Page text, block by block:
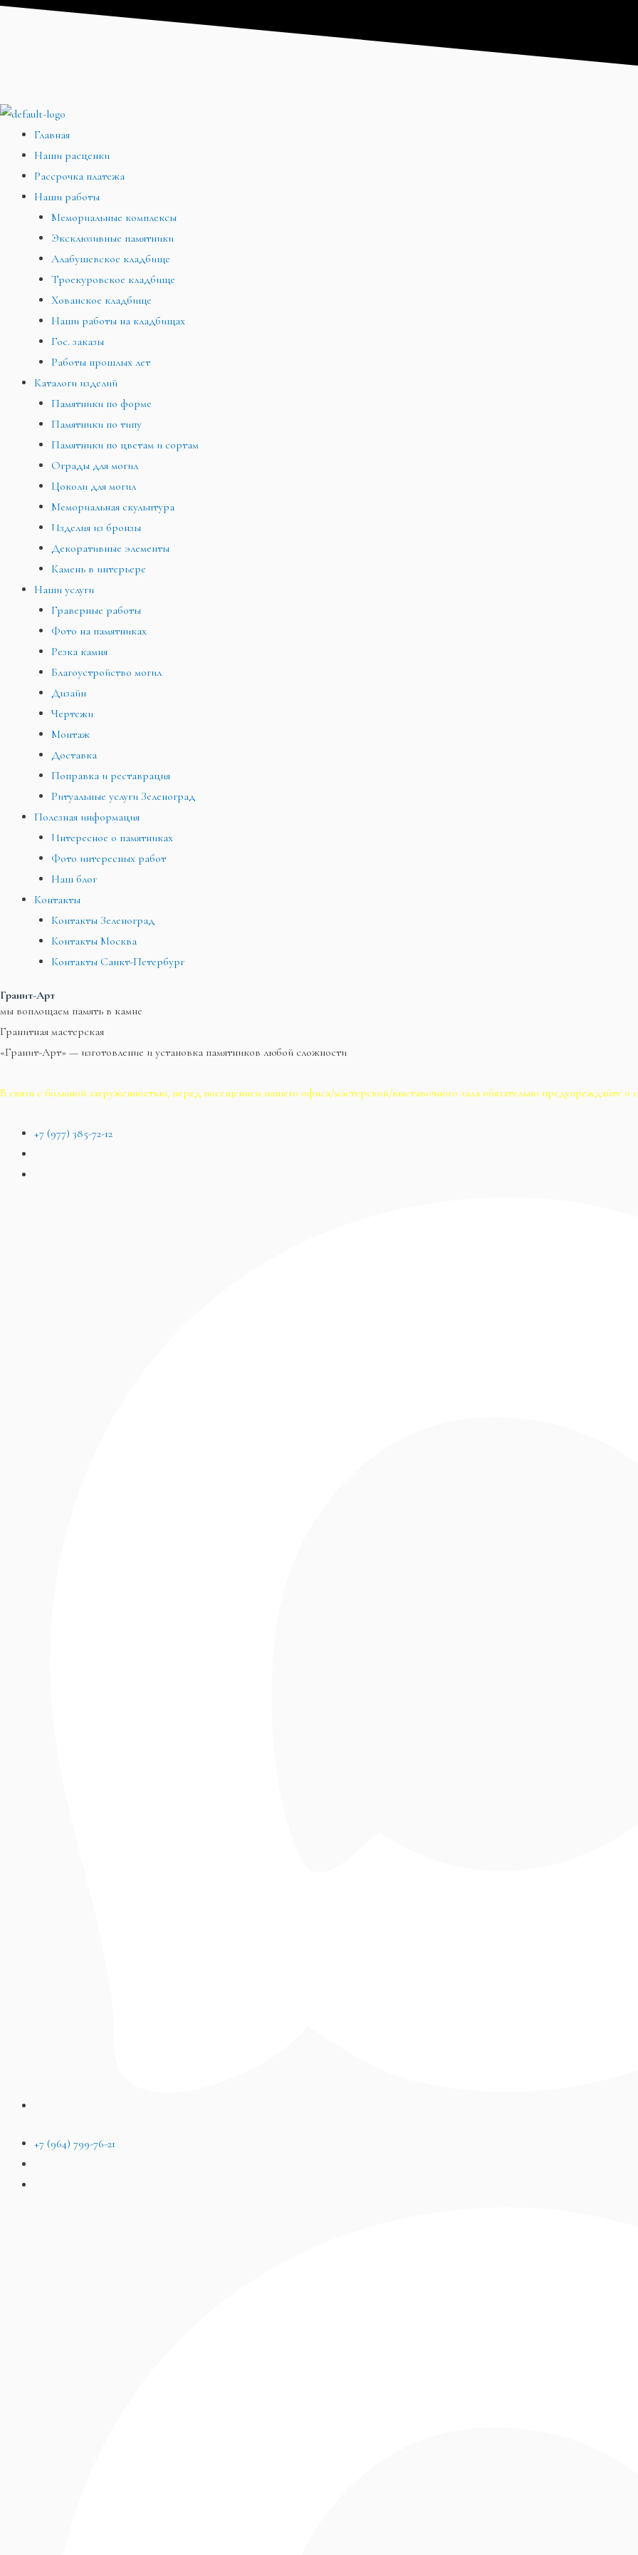
Перейти
Меню
Главная
Наши расценки
Рассрочка платежа
Наши работы
Мемориальные комплексы
Эксклюзивные памятники
Алабушевское кладбище
Троекуровское кладбище
Хованское кладбище
Наши работы на кладбищах
Гос. заказы
Работы прошлых лет
Каталоги изделий
Памятники по форме
Памятники по типу
Памятники по цветам и сортам
Ограды для могил
Цоколи для могил
Мемориальная скульптура
Изделия из бронзы
Декоративные элементы
Камень в интерьере
Наши услуги
Граверные работы
Фото на памятниках
Резка камня
Благоустройство могил
Дизайн
Чертежи
Монтаж
Доставка
Поправка и реставрация
Ритуальные услуги Зеленоград
Полезная информация
Интересное о памятниках
Фото интересных работ
Наш блог
Контакты
Контакты Зеленоград
Контакты Москва
Контакты Санкт-Петербург
Гранит-Арт
мы воплощаем память в камне
Гранитная мастерская
«Гранит-Арт» — изготовление и установка памятников любой сложности
В связи с большой загруженностью, перед посещением нашего офиса/мастерской/выставочного зала обязательно предупреждайте о
+7 (977) 385-72-12
+7 (964) 799-76-21
Меню
Меню